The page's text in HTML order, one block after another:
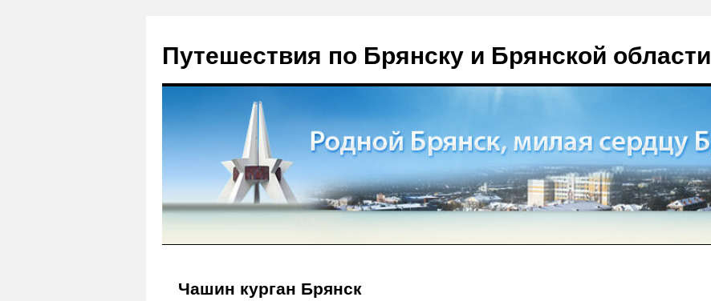
Путешествия по Брянску и Брянской области
Чашин курган Брянск